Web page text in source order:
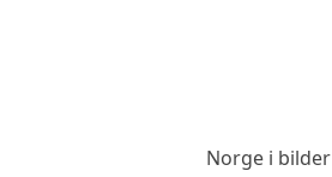
Norge i bilder